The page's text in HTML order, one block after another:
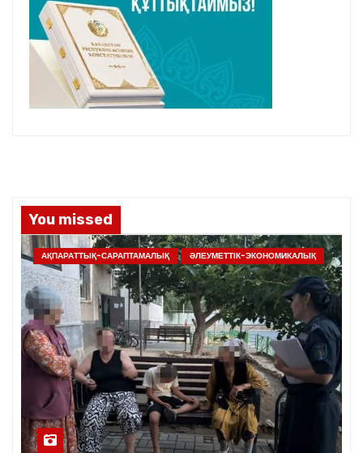
You missed
АҚПАРАТТЫҚ-САРАПТАМАЛЫҚ ӘЛЕУМЕТТІК-ЭКОНОМИКАЛЫҚ